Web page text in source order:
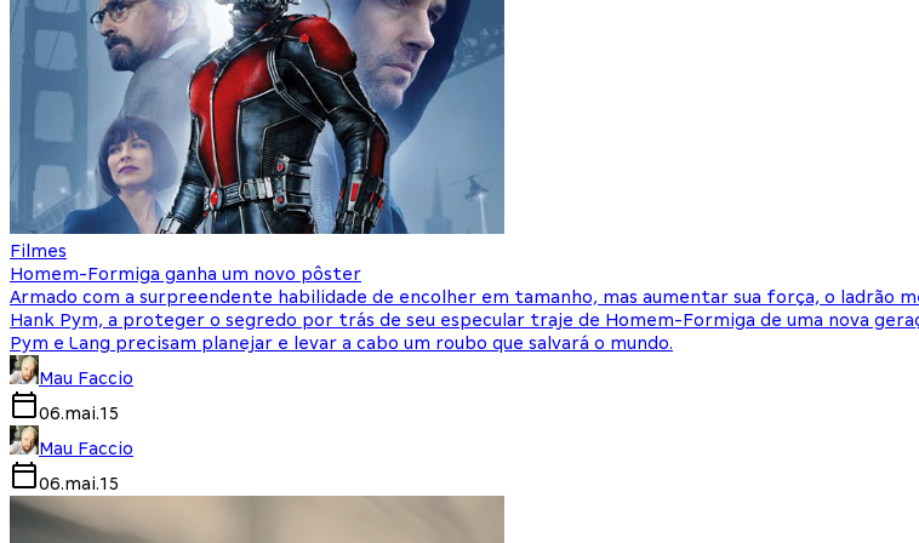
Filmes
Homem-Formiga ganha um novo pôster
Armado com a surpreendente habilidade de encolher em tamanho, mas aumentar sua força, o
Hank Pym, a proteger o segredo por trás de seu especular traje de Homem-Formiga de uma nova
Pym e Lang precisam planejar e levar a cabo um roubo que salvará o mundo.
Mau Faccio
06.mai.15
Mau Faccio
06.mai.15